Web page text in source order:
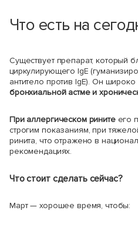
Что есть на
Существует препарат, который
циркулирующего IgE
антитело против IgE). Он
бронхиальной астме и
При аллергическом ринитеего
строгим показаниям, при
ринита, что отражено в
рекомендациях.
Что стоит сделать сейчас?
Март — хорошее время, чтобы: